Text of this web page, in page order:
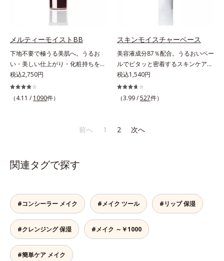
ツヤを演出します。さらにどのファ
シンクロアタッチメント成分(*2)も
配合。パウダー、リキッド、どのタ
群で、ヨレたりせず、きれいに仕上
がります。*1 メイク効果による*2
ジメチコン
メルティーモイストBB
下地不要で極うる美肌へ。うるお
い・美しい仕上がり・化粧持ちを実
現。美容液製法の極上BBクリー
ム。ファンデーションに美容成分を
加える一般的な製法ではなく、美容
ムです。うるおい粒子を濃密な膜で
これ1本で、美容液・日焼け止め・
化粧下地・ファンデーション・コン
ムを塗るだけでベースメイクまで一
気に完成。使うほどに肌を美しく整
え、長時間キープします。
税込2,750円
（4.11 / 1090件）
スキンモイスチャーベース
美容液成分87％配合。うるおいベー
ルでピタッと密着するスキンケア発
想のメイク下地。化粧ノリ＆もち
UP！ファンデーションの仕上がり
を格上げする、スキンケア発想の化
一に密着”させることで、仕上がり
ちな大人の肌を、血色感のある肌に
補整する、ピンクベージュカラーで
す。※オルビスのすべてのファンデ
ーションの下地としてご使用いただ
税込1,540円
（3.99 /527件）
前へ 1 2 次へ
関連タグで探す
#コンシーラー メイク #メイク ツール #リップ 保湿
#クレンジング 保湿 #メイク ～￥1000
#簡単ケア メイク